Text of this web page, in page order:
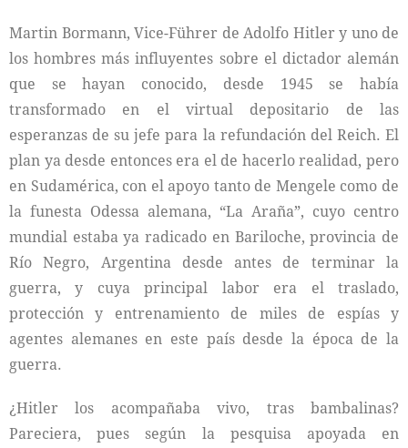
Martin Bormann, Vice-Führer de Adolfo Hitler y uno de
los hombres más influyentes sobre el dictador alemán
que se hayan conocido, desde 1945 se había
transformado en el virtual depositario de las
esperanzas de su jefe para la refundación del Reich. El
plan ya desde entonces era el de hacerlo realidad, pero
en Sudamérica, con el apoyo tanto de Mengele como de
la funesta Odessa alemana, “La Araña”, cuyo centro
mundial estaba ya radicado en Bariloche, provincia de
Río Negro, Argentina desde antes de terminar la
guerra, y cuya principal labor era el traslado,
protección y entrenamiento de miles de espías y
agentes alemanes en este país desde la época de la
guerra.
¿Hitler los acompañaba vivo, tras bambalinas?
Pareciera, pues según la pesquisa apoyada en